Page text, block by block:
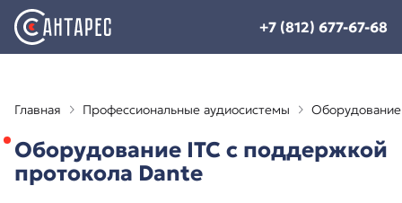
+7 (812) 677-67-68
Главная Профессиональные аудиосистемы
Оборудование ITC с поддержкой
протокола Dante